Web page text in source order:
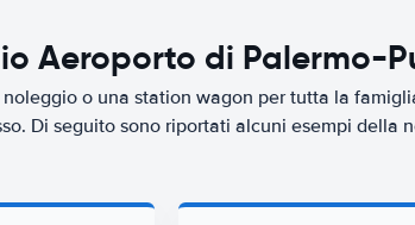
Aeroporto di Palermo-
o una station wagon per tutta la
Di seguito sono riportati alcuni esempi della